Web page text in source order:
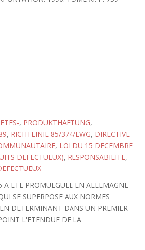
, PRODUKTHAFTUNG,
, RICHTLINIE 85/374/EWG, DIRECTIVE
, LOI DU 15 DECEMBRE
DEFECTUEUX), RESPONSABILITE,
ETE PROMULGUEE EN ALLEMAGNE
SE SUPERPOSE AUX NORMES
DETERMINANT DANS UN PREMIER
L'ETENDUE DE LA